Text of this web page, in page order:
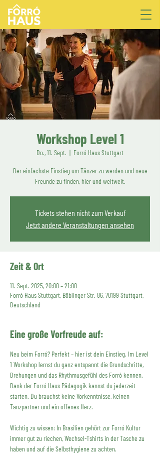
Workshop Level 1
Do., 11. Sept.
  |
Forró Haus Stuttgart
Der einfachste Einstieg um Tänzer zu werden und neue
Freunde zu finden, hier und weltweit.
Tickets stehen nicht zum Verkauf
Jetzt andere Veranstaltungen ansehen
Zeit & Ort
11. Sept. 2025, 20:00 – 21:00
Forró Haus Stuttgart, Böblinger Str. 86, 70199 Stuttgart,
Deutschland
Eine große Vorfreude auf:
Neu beim Forró? Perfekt – hier ist dein Einstieg. Im Level
1 Workshop lernst du ganz entspannt die Grundschritte,
Drehungen und das Rhythmusgefühl des Forró kennen.
Dank der Forró Haus Pädagogik kannst du jederzeit
starten. Du brauchst keine Vorkenntnisse, keinen
Tanzpartner und ein offenes Herz.
Wichtig zu wissen: In Brasilien gehört zur Forró Kultur
immer gut zu riechen, Wechsel-Tshirts in der Tasche zu
haben und auf die Selbsthygiene zu achten.